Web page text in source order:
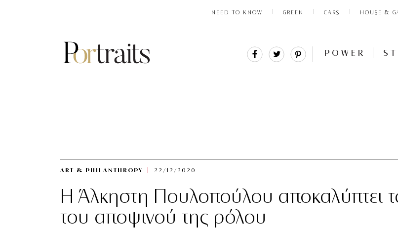
NEED TO KNOW GREEN CARS HOUSE &
Share Tweet POWER
ART & PHILANTHROPY 22/12/2020
Η Άλκηστη Πουλοπούλου αποκαλύπτει
του αποψινού της ρόλου